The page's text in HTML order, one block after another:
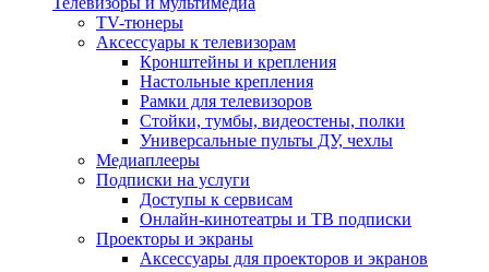
TV-тюнеры
Аксессуары к телевизорам
Кронштейны и крепления
Настольные крепления
Рамки для телевизоров
Стойки, тумбы, видеостены, полки
Универсальные пульты ДУ, чехлы
Медиаплееры
Подписки на услуги
Доступы к сервисам
Онлайн-кинотеатры и ТВ подписки
Проекторы и экраны
Аксессуары для проекторов и экранов